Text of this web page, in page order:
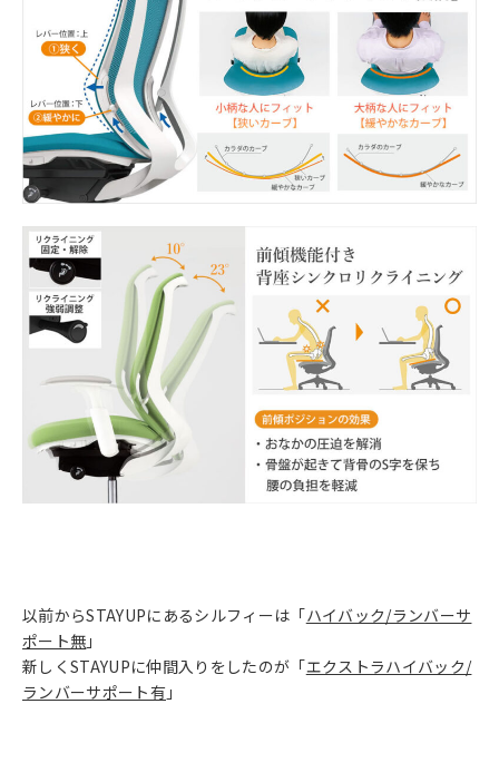
以前からSTAYUPにあるシルフィーは「ハイバック/ランバーサ
ポート無 」
新しくSTAYUPに仲間入りをしたのが「エクストラハイバック/
ランバーサポート有 」